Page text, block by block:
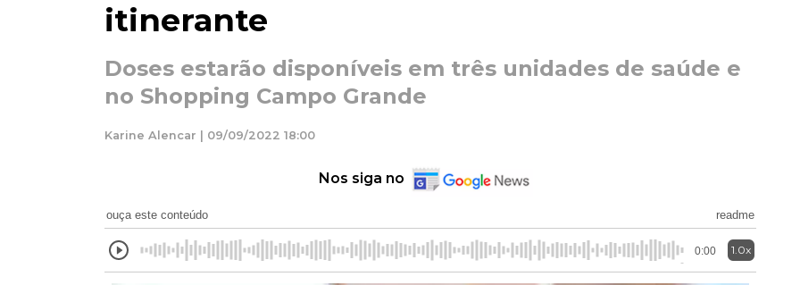
itinerante
Doses estarão disponíveis em três unidades de saúde e
no Shopping Campo Grande
Karine Alencar | 09/09/2022 18:00
Nos siga no
ouça este conteúdo readme
0:00 1.0x